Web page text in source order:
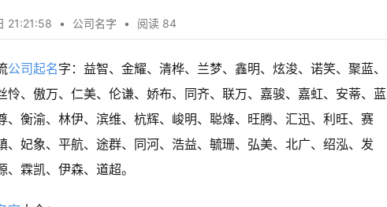
21:21:58 • 公司名字 • 阅读 84
公司起名字：益智、金耀、清桦、兰梦、鑫明、炫浚、诺笑、聚蓝、
怜、傲万、仁美、伦谦、娇布、同齐、联万、嘉骏、嘉虹、安蒂、蓝
、衡渝、林伊、滨维、杭辉、峻明、聪烽、旺腾、汇迅、利旺、赛
、妃象、平航、途群、同河、浩益、毓珊、弘美、北广、绍泓、发
、霖凯、伊森、道超。